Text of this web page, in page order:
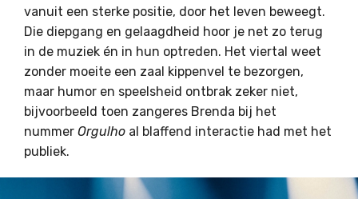
vanuit een sterke positie, door het leven beweegt.
Die diepgang en gelaagdheid hoor je net zo terug
in de muziek én in hun optreden. Het viertal weet
zonder moeite een zaal kippenvel te bezorgen,
maar humor en speelsheid ontbrak zeker niet,
bijvoorbeeld toen zangeres Brenda bij het
nummer Orgulho al blaffend interactie had met het
publiek.